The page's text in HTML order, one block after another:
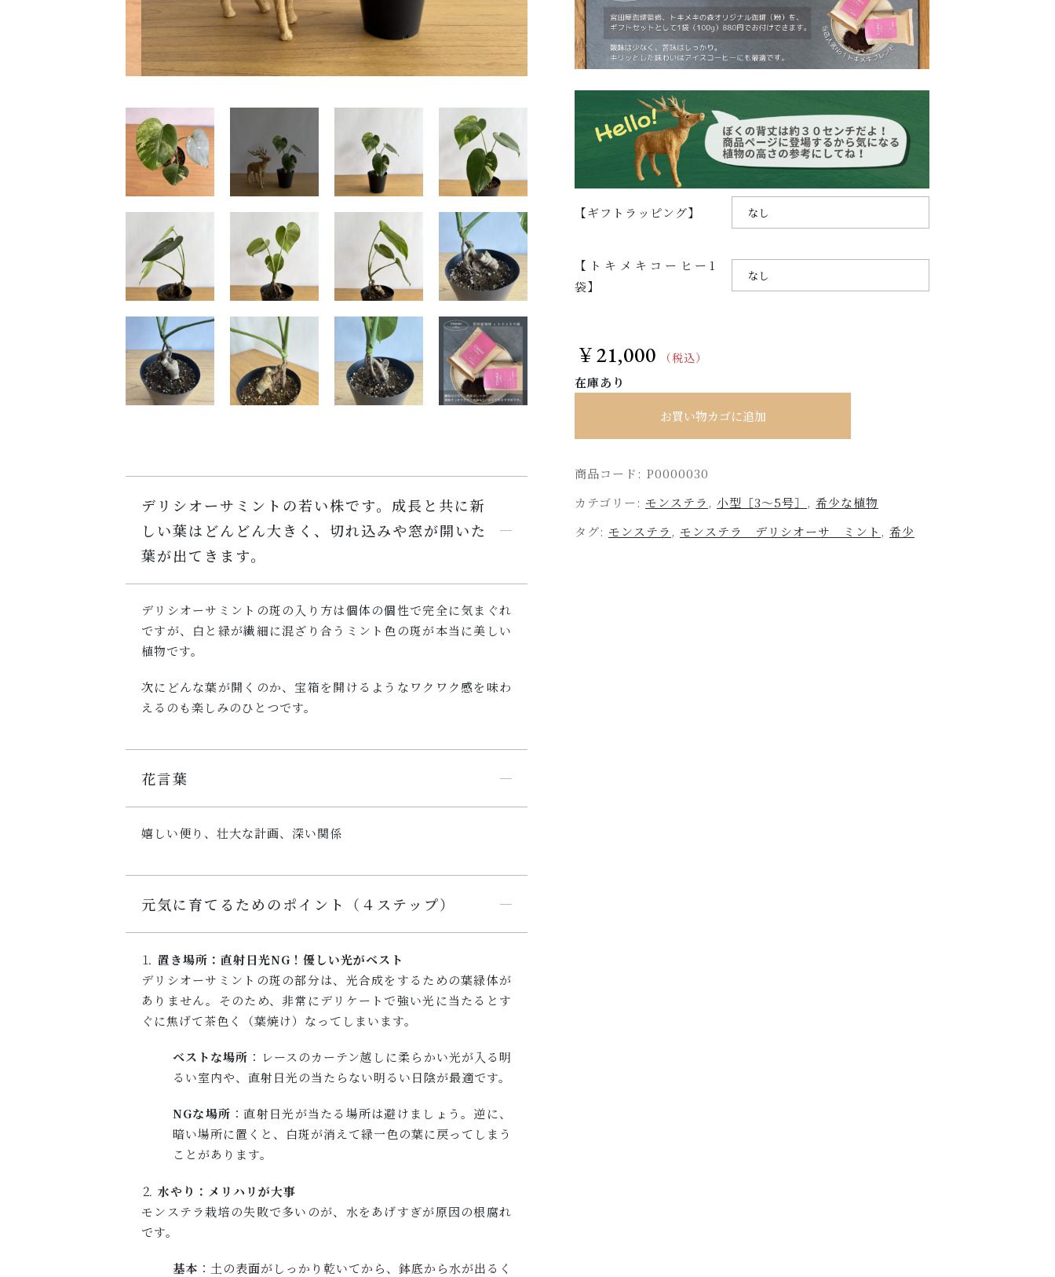
SHOPPING GUIDE
ショッピングガイド
お問い合わせ
デリシオーサミントの若い株です。成長と共に新
しい葉はどんどん大きく、切れ込みや窓が開いた
葉が出てきます。
デリシオーサミントの斑の入り方は個体の個性で完全に気まぐれ
ですが、白と緑が繊細に混ざり合うミント色の斑が本当に美しい
植物です。
次にどんな葉が開くのか、宝箱を開けるようなワクワク感を味わ
えるのも楽しみのひとつです。
花言葉
嬉しい便り、壮大な計画、深い関係
元気に育てるためのポイント（４ステップ）
⒈ 置き場所：直射日光NG！優しい光がベスト
デリシオーサミントの斑の部分は、光合成をするための葉緑体が
ありません。そのため、非常にデリケートで強い光に当たるとす
ぐに焦げて茶色く（葉焼け）なってしまいます。
ベストな場所 ：レースのカーテン越しに柔らかい光が入る明
るい室内や、直射日光の当たらない明るい日陰が最適です。
NGな場所 ：直射日光が当たる場所は避けましょう。逆に、
暗い場所に置くと、白斑が消えて緑一色の葉に戻ってしまう
ことがあります。
⒉ 水やり：メリハリが大事
モンステラ栽培の失敗で多いのが、水をあげすぎが原因の根腐れ
です。
基本 ：土の表面がしっかり乾いてから、鉢底から水が出るく
【ギフトラッピング】
【トキメキコーヒー1
袋】
￥21,000 （税込）
在庫あり
お買い物カゴに追加
商品コード: P0000030
カテゴリー: モンステラ , 小型［3～5号］ , 希少な植物
タグ: モンステラ , モンステラ デリシオーサ ミント , 希少